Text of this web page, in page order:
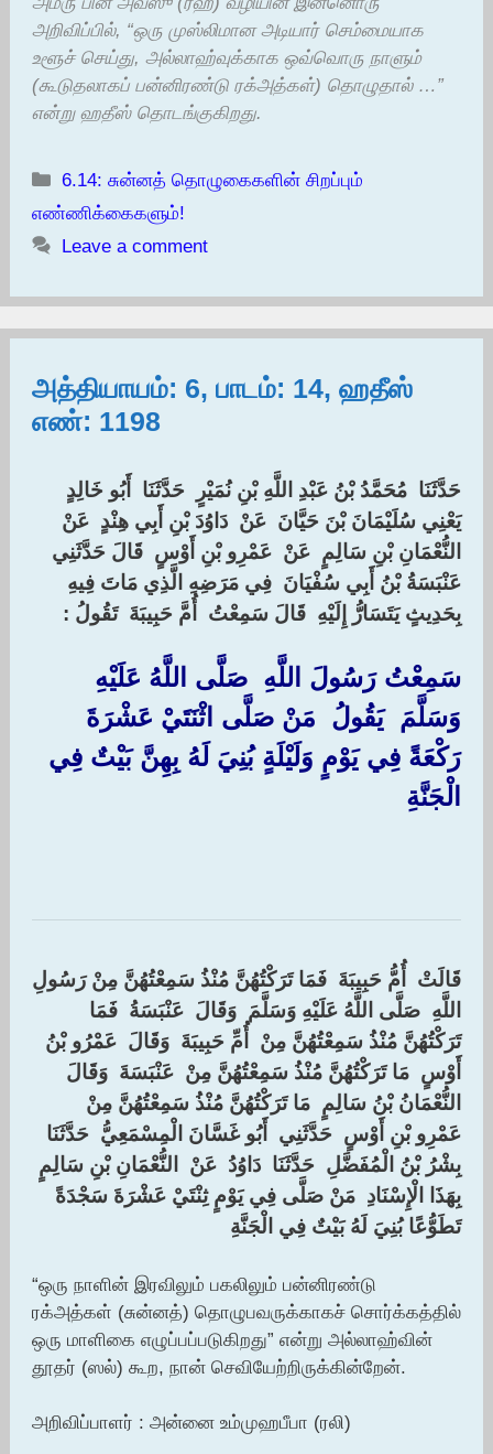
அறிவிப்பில், “ஒரு முஸ்லிமான அடியார் செம்மையாக
உளூச் செய்து, அல்லாஹ்வுக்காக ஒவ்வொரு நாளும்
(கூடுதலாகப் பன்னிரண்டு ரக்அத்கள்) தொழுதால் …”
என்று ஹதீஸ் தொடங்குகிறது.
Categories
6.14: சுன்னத் தொழுகைகளின் சிறப்பும்
எண்ணிக்கைகளும்!
Leave a comment
அத்தியாயம்: 6, பாடம்: 14, ஹதீஸ்
எண்: 1198
حَدَّثَنَا ‏ ‏مُحَمَّدُ بْنُ عَبْدِ اللَّهِ بْنِ نُمَيْرٍ ‏ ‏حَدَّثَنَا ‏ ‏أَبُو خَالِدٍ
يَعْنِي سُلَيْمَانَ بْنَ حَيَّانَ ‏ ‏عَنْ ‏ ‏دَاوُدَ بْنِ أَبِي هِنْدٍ ‏ ‏عَنْ ‏
‏النُّعْمَانِ بْنِ سَالِمٍ ‏ ‏عَنْ ‏ ‏عَمْرِو بْنِ أَوْسٍ ‏ ‏قَالَ حَدَّثَنِي ‏
‏عَنْبَسَةُ بْنُ أَبِي سُفْيَانَ ‏ ‏فِي مَرَضِهِ الَّذِي مَاتَ فِيهِ
بِحَدِيثٍ يَتَسَارُّ إِلَيْهِ ‏ ‏قَالَ سَمِعْتُ ‏ ‏أُمَّ حَبِيبَةَ ‏ ‏تَقُولُ ‏:‏
‏سَمِعْتُ رَسُولَ اللَّهِ ‏ ‏صَلَّى اللَّهُ عَلَيْهِ
وَسَلَّمَ ‏ ‏يَقُولُ ‏ ‏مَنْ صَلَّى اثْنَتَيْ عَشْرَةَ
رَكْعَةً فِي يَوْمٍ وَلَيْلَةٍ بُنِيَ لَهُ بِهِنَّ بَيْتٌ فِي
الْجَنَّةِ ‏
قَالَتْ ‏ ‏أُمُّ حَبِيبَةَ ‏ ‏فَمَا تَرَكْتُهُنَّ مُنْذُ سَمِعْتُهُنَّ مِنْ رَسُولِ
اللَّهِ ‏ ‏صَلَّى اللَّهُ عَلَيْهِ وَسَلَّمَ ‏ ‏وَقَالَ ‏ ‏عَنْبَسَةُ ‏ ‏فَمَا
تَرَكْتُهُنَّ مُنْذُ سَمِعْتُهُنَّ مِنْ ‏ ‏أُمِّ حَبِيبَةَ ‏ ‏وَقَالَ ‏ ‏عَمْرُو بْنُ
أَوْسٍ ‏ ‏مَا تَرَكْتُهُنَّ مُنْذُ سَمِعْتُهُنَّ مِنْ ‏ ‏عَنْبَسَةَ ‏ ‏وَقَالَ ‏
‏النُّعْمَانُ بْنُ سَالِمٍ ‏ ‏مَا تَرَكْتُهُنَّ مُنْذُ سَمِعْتُهُنَّ مِنْ ‏
‏عَمْرِو بْنِ أَوْسٍ ‏ ‏حَدَّثَنِي ‏ ‏أَبُو غَسَّانَ الْمِسْمَعِيُّ ‏ ‏حَدَّثَنَا ‏
‏بِشْرُ بْنُ الْمُفَضَّلِ ‏ ‏حَدَّثَنَا ‏ ‏دَاوُدُ ‏ ‏عَنْ ‏ ‏النُّعْمَانِ بْنِ سَالِمٍ ‏
‏بِهَذَا الْإِسْنَادِ ‏ ‏مَنْ صَلَّى فِي يَوْمٍ ثِنْتَيْ عَشْرَةَ سَجْدَةً
تَطَوُّعًا بُنِيَ لَهُ بَيْتٌ فِي الْجَنَّةِ
“ஒரு நாளின் இரவிலும் பகலிலும் பன்னிரண்டு
ரக்அத்கள் (சுன்னத்) தொழுபவருக்காகச் சொர்க்கத்தில்
ஒரு மாளிகை எழுப்பப்படுகிறது” என்று அல்லாஹ்வின்
தூதர் (ஸல்) கூற, நான் செவியேற்றிருக்கின்றேன்.
அறிவிப்பாளர் : அன்னை உம்முஹபீபா (ரலி)